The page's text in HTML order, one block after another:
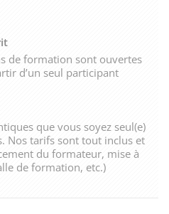
de formation sont ouvertes
d’un seul participant
que vous soyez seul(e)
Nos tarifs sont tout inclus et
du formateur, mise à
de formation, etc.)